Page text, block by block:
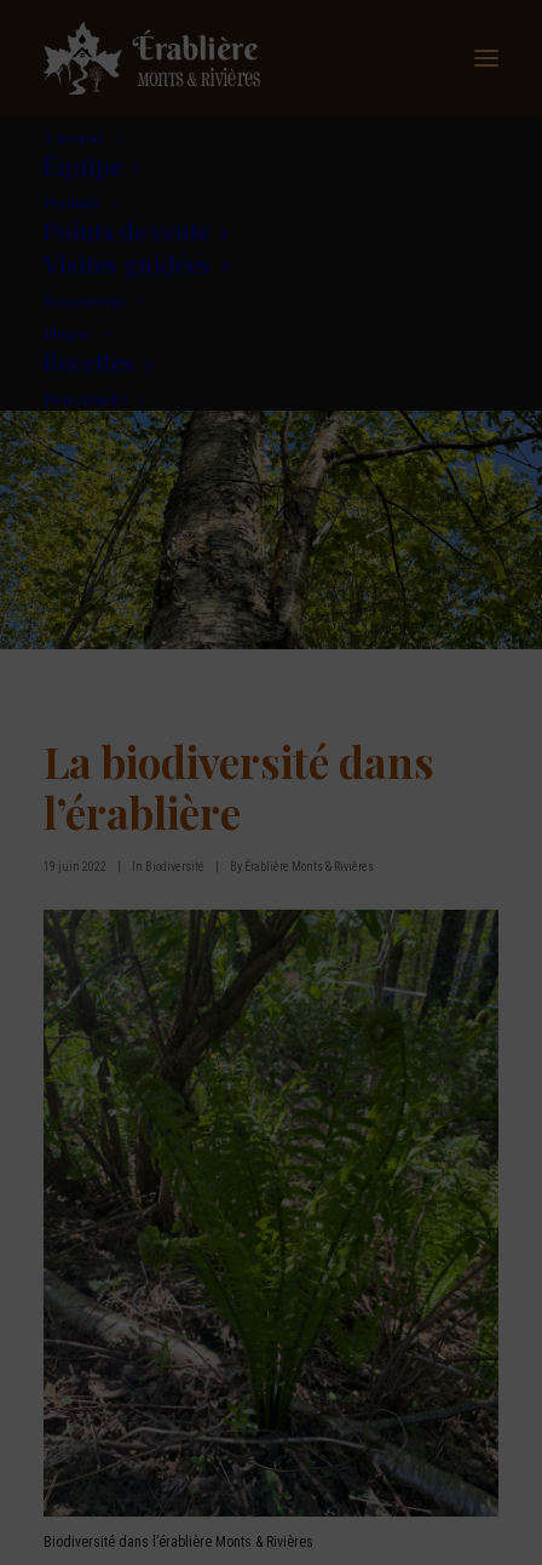
À propos
Équipe
Produits
Points de vente
Visites guidées
Évènements
Blogue
Recettes
Nous joindre
La biodiversité dans
l’érablière
19 juin 2022 In Biodiversité By Érablière Monts & Rivières
Biodiversité dans l’érablière Monts & Rivières